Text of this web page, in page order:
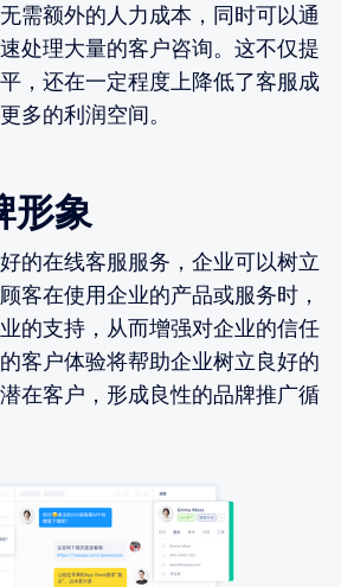
需额外的人力成本，同时可以通
处理大量的客户咨询。这不仅提
，还在一定程度上降低了客服成
多的利润空间。
形象
的在线客服服务，企业可以树立
客在使用企业的产品或服务时，
的支持，从而增强对企业的信任
客户体验将帮助企业树立良好的
在客户，形成良性的品牌推广循